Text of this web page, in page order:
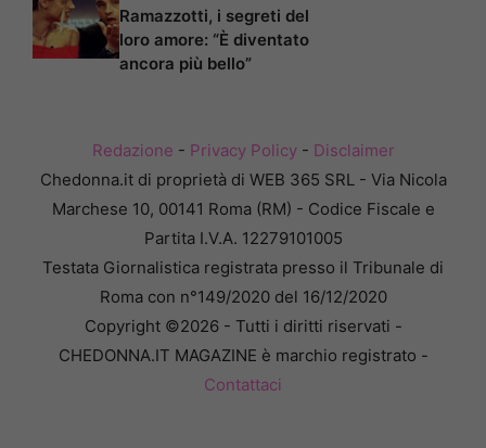
Ramazzotti, i segreti del
loro amore: “È diventato
ancora più bello”
Redazione - Privacy Policy- Disclaimer
Chedonna.it di proprietà di WEB 365 SRL - Via Nicola
Marchese 10, 00141 Roma (RM) - Codice Fiscale e
Partita I.V.A. 12279101005
Testata Giornalistica registrata presso il Tribunale di
Roma con n°149/2020 del 16/12/2020
Copyright ©2026 - Tutti i diritti riservati -
CHEDONNA.IT MAGAZINE è marchio registrato -
Contattaci